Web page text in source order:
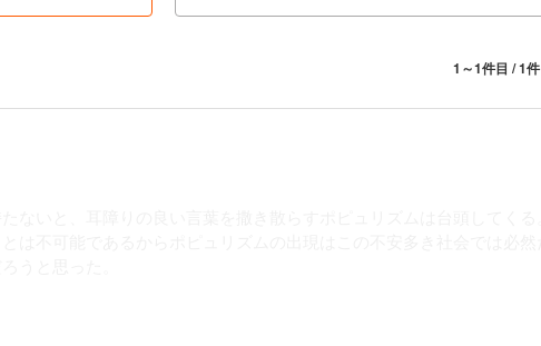
1～1件目 / 1件